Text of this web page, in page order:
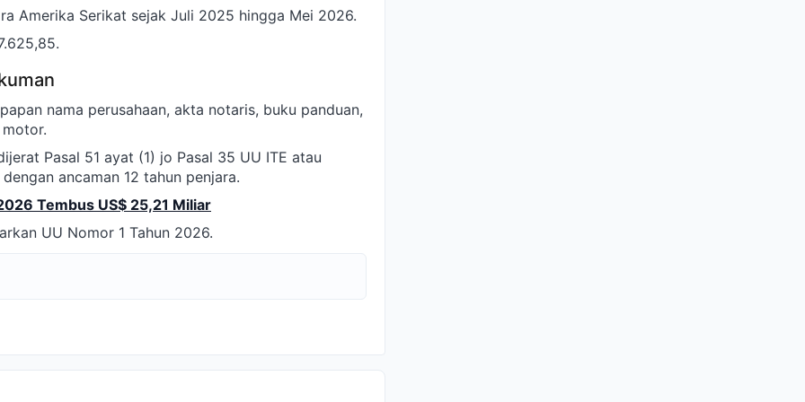
Amerika Serikat sejak Juli 2025 hingga Mei 2026.
nama perusahaan, akta notaris, buku panduan,
Pasal 51 ayat (1) jo Pasal 35 UU ITE atau
ancaman 12 tahun penjara.
Tembus US$ 25,21 Miliar
UU Nomor 1 Tahun 2026.